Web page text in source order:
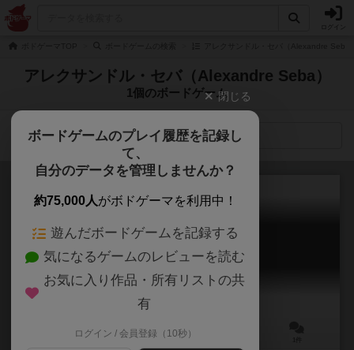
アレクサンドル・セバ（Alexandre Seba）
1個のボードゲーム
検索メニュー
すまいるライフ
Smile Life
20～60分
閉じる
ボードゲームのプレイ履歴を記録し
て、
自分のデータを管理しませんか？
約75,000人がボドゲーマを利用中！
遊んだボードゲームを記録する
気になるゲームのレビューを読む
お気に入り作品・所有リストの共
有
ログイン / 会員登録（10秒）